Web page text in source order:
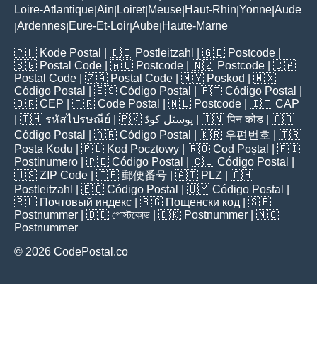
Loire-Atlantique Ain Loiret| Meuse Haut-Rhin Yonne Aude
Ardennes Eure-Et-Loir Aube Haute-Marne
🇵🇭 Kode Postal | 🇩🇪 Postleitzahl | 🇬🇧 Postcode
🇸🇬 Postal Code | 🇦🇺 Postcode | 🇳🇿 Postcode | 🇨🇦
Postal Code | 🇿🇦 Postal Code | 🇲🇾 Poskod
| 🇲🇽
Código Postal
| 🇪🇸 Código Postal | 🇵🇹 Código Postal
🇧🇷 CEP | 🇫🇷 Code Postal | 🇳🇱 Postcode | 🇮🇹 CAP
| 🇹🇭 รหัสไปรษณีย์ | 🇵🇰 پوسٹل کوڈ | 🇮🇳पिन कोड | 🇨🇴
Código Postal
| 🇦🇷 Código Postal | 🇰🇷 우편번호
| 🇹🇷
Posta Kodu | 🇵🇱 Kod Pocztowy | 🇷🇴 Cod Poștal
| 🇫🇮
Postinumero | 🇵🇪 Código Postal | 🇨🇱 Código Postal
🇺🇸 ZIP Code | 🇯🇵 郵便番号 | 🇦🇹 PLZ | 🇨🇭
Postleitzahl
| 🇪🇨 Código Postal | 🇺🇾 Código Postal
🇷🇺 Почтовый индекс | 🇧🇬 Пощенски код | 🇸🇪
Postnummer | 🇧🇩 পোস্টকোড | 🇩🇰 Postnummer | 🇳🇴
Postnummer
© 2026 CodePostal.co